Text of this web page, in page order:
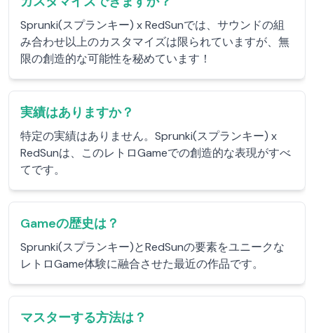
Sprunki(スプランキー) x RedSunでは、サウンドの組
み合わせ以上のカスタマイズは限られていますが、無
限の創造的な可能性を秘めています！
実績はありますか？
特定の実績はありません。Sprunki(スプランキー) x
RedSunは、このレトロGameでの創造的な表現がすべ
てです。
Gameの歴史は？
Sprunki(スプランキー)とRedSunの要素をユニークな
レトロGame体験に融合させた最近の作品です。
マスターする方法は？